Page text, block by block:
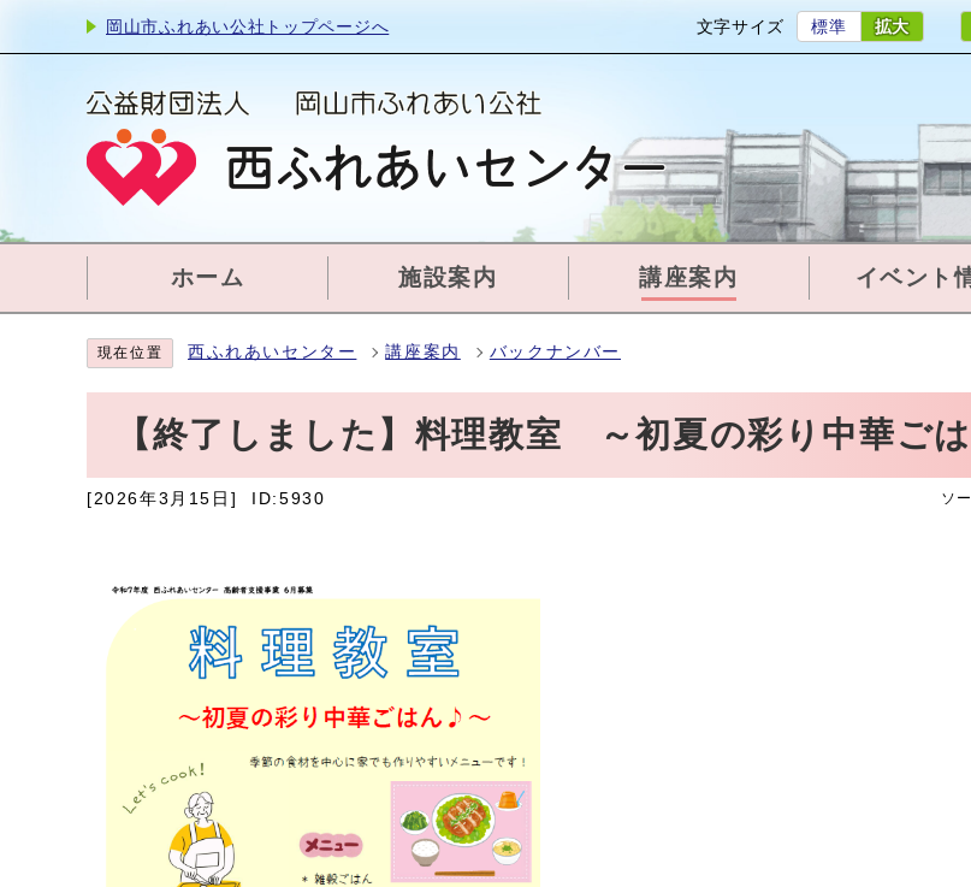
岡山市ふれあい公社トップページへ 文字サイズ 標準 拡大
ホーム 施設案内 講座案内 イベント
現在位置 西ふれあいセンター 講座案内 バックナンバー
【終了しました】料理教室 ～初夏の彩り中華ご
[2026年3月15日] ID:5930 ソ